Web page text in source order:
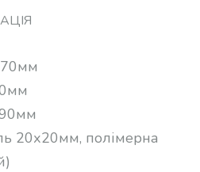
20х20мм, полімерна